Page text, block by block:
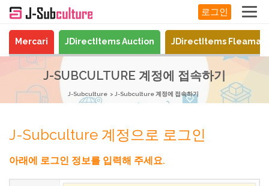
로그인
Mercari JDirectItems Auction JDirectItems
J-SUBCULTURE 계정에 접속하기
J-Subculture J-Subculture 계정에 접속하기
J-Subculture 계정으로 로그인
아래에 로그인 정보를 입력해 주세요.